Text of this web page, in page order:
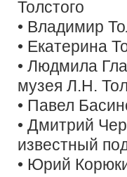
Толстого
• Владимир
• Екатерина
• Людмила
музея Л.Н.
• Павел
• Дмитрий
известный
• Юрий